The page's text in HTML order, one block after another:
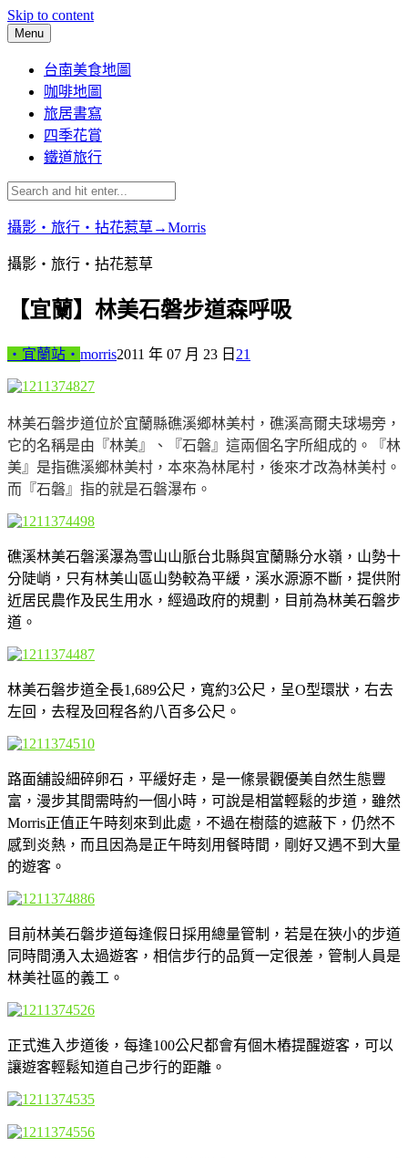
Skip to content
Menu
台南美食地圖
咖啡地圖
旅居書寫
四季花賞
鐵道旅行
攝影‧旅行‧拈花惹草→Morris
攝影‧旅行‧拈花惹草
【宜蘭】林美石磐步道森呼吸
‧宜蘭站‧ morris2011 年 07 月 23 日 21
林美石磐步道位於宜蘭縣礁溪鄉林美村，礁溪高爾夫球場旁，
它的名稱是由『林美』、『石磐』這兩個名字所組成的。『林
美』是指礁溪鄉林美村，本來為林尾村，後來才改為林美村。
而『石磐』指的就是石磐瀑布。
礁溪林美石磐溪瀑為雪山山脈台北縣與宜蘭縣分水嶺，山勢十
分陡峭，只有林美山區山勢較為平緩，溪水源源不斷，提供附
近居民農作及民生用水，經過政府的規劃，目前為林美石磐步
道。
林美石磐步道全長1,689公尺，寬約3公尺，呈O型環狀，右去
左回，去程及回程各約八百多公尺。
路面舖設細碎卵石，平緩好走，是一絛景觀優美自然生態豐
富，漫步其間需時約一個小時，可說是相當輕鬆的步道，雖然
Morris正值正午時刻來到此處，不過在樹蔭的遮蔽下，仍然不
感到炎熱，而且因為是正午時刻用餐時間，剛好又遇不到大量
的遊客。
目前林美石磐步道每逢假日採用總量管制，若是在狹小的步道
同時間湧入太過遊客，相信步行的品質一定很差，管制人員是
林美社區的義工。
正式進入步道後，每逢100公尺都會有個木樁提醒遊客，可以
讓遊客輕鬆知道自己步行的距離。